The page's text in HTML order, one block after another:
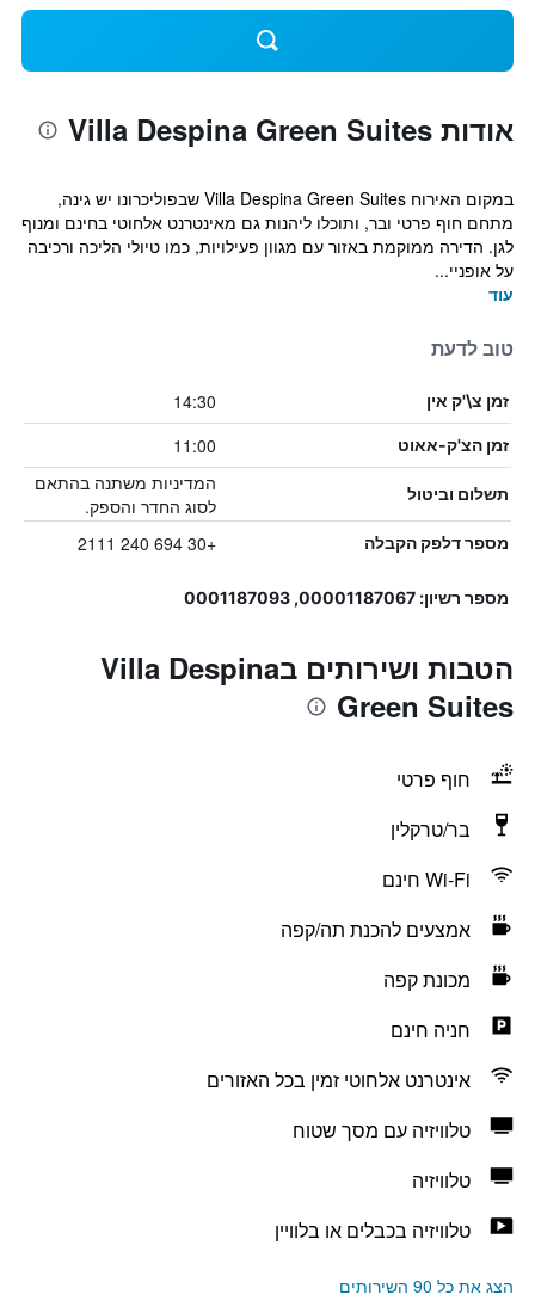
אודות Villa Despina Green Suites
במקום האירוח Villa Despina Green Suites שבפוליכרונו יש גינה,
מתחם חוף פרטי ובר, ותוכלו ליהנות גם מאינטרנט אלחוטי בחינם ומנוף
לגן. הדירה ממוקמת באזור עם מגוון פעילויות, כמו טיולי הליכה ורכיבה
על אופניי...
עוד
טוב לדעת
זמן צ\'ק אין 14:30
זמן הצ'ק-אאוט 11:00
תשלום וביטול
המדיניות משתנה בהתאם
לסוג החדר והספק.
מספר דלפק הקבלה +30 694 240 2111
מספר רשיון: 00001187067, 0001187093
הטבות ושירותים בVilla Despina
Green Suites
חוף פרטי
בר/טרקלין
Wi-Fi חינם
אמצעים להכנת תה/קפה
מכונת קפה
חניה חינם
אינטרנט אלחוטי זמין בכל האזורים
טלוויזיה עם מסך שטוח
טלוויזיה
טלוויזיה בכבלים או בלוויין
הצג את כל 90 השירותים